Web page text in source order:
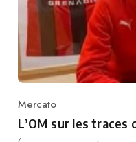
Category
Mercato
L’OM sur les traces